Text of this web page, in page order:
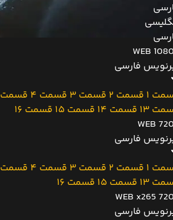
WEB
فارسی
1 قسمت 2 قسمت 3 قسمت 4 قسمت 5
13
قسمت 14 قسمت 15
قسمت 16
WEB
فارسی
1 قسمت 2 قسمت 3 قسمت 4 قسمت 5
13
قسمت 15
قسمت 16
WEB x265
فارسی